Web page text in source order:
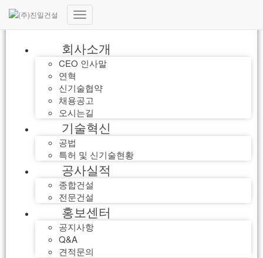
내
게
이
션
토
글
회사소개
CEO 인사말
연혁
신기술협약
채용공고
오시는길
기술혁신
공법
특허 및 신기술현황
공사실적
종합건설
전문건설
홍보센터
공지사항
Q&A
견적문의